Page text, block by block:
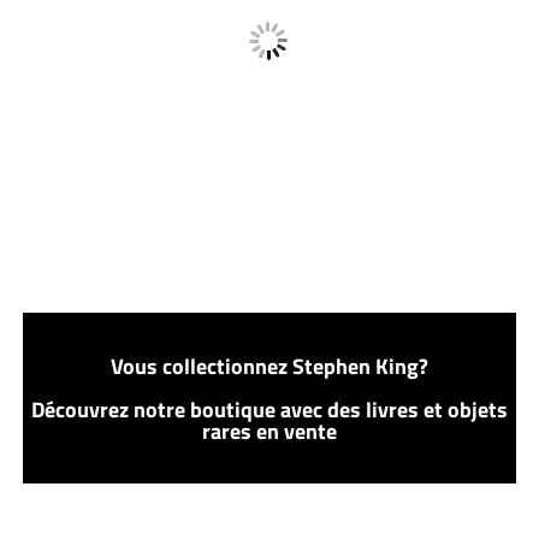
Vous collectionnez Stephen King?
Découvrez notre boutique avec des livres et objets
rares en vente